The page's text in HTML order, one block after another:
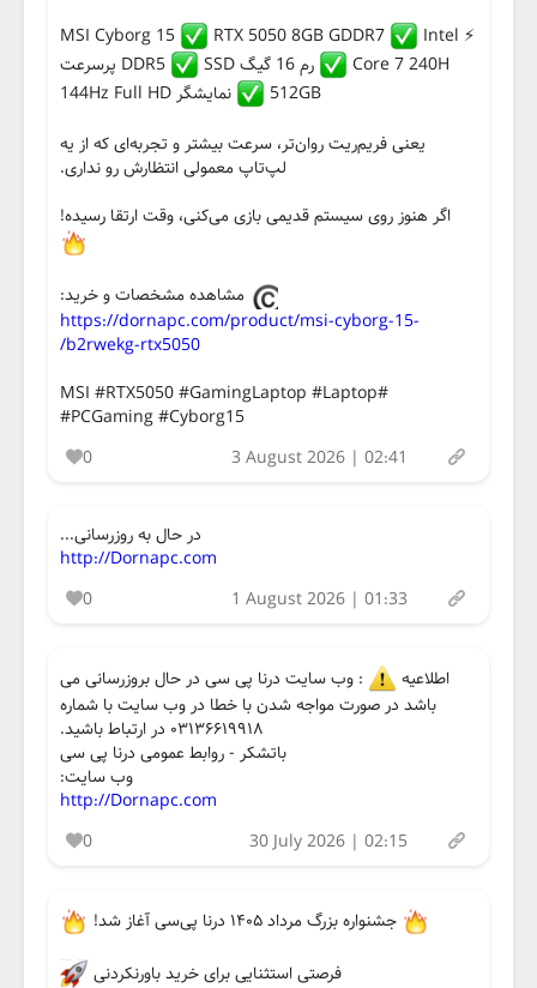
⚡️ MSI Cyborg 15
RTX 5050 8GB GDDR7
Intel
Core 7 240H
رم 16 گیگ DDR5
SSD پرسرعت
512GB
نمایشگر 144Hz Full HD
یعنی فریم‌ریت روان‌تر، سرعت بیشتر و تجربه‌ای که از یه
لپ‌تاپ معمولی انتظارش رو نداری.
اگر هنوز روی سیستم قدیمی بازی می‌کنی، وقت ارتقا رسیده!
مشاهده مشخصات و خرید:
https://dornapc.com/product/msi-cyborg-15-
b2rwekg-rtx5050/
#MSI #RTX5050 #GamingLaptop #Laptop
#PCGaming #Cyborg15
0
3 August 2026 | 02:41
در حال به روزرسانی...
http://Dornapc.com
0
1 August 2026 | 01:33
اطلاعیه
: وب سایت درنا پی سی در حال بروزرسانی می
باشد در صورت مواجه شدن با خطا در وب سایت با شماره
۰۳۱۳۶۶۱۹۹۱۸ در ارتباط باشید.
باتشکر - روابط عمومی درنا پی سی
وب سایت:
http://Dornapc.com
0
30 July 2026 | 02:15
جشنواره بزرگ مرداد ۱۴۰۵ درنا پی‌سی آغاز شد!
فرصتی استثنایی برای خرید باورنکردنی